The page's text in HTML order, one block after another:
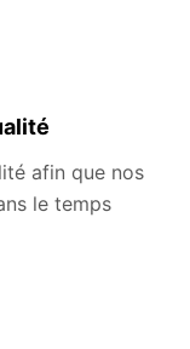
afin que nos
le temps